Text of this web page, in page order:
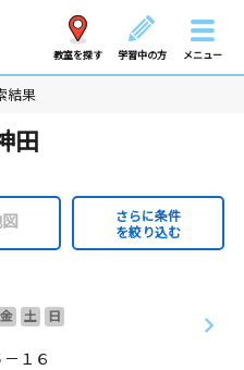
教室を探す 学習中の方 メニュー
結果
田
さらに条件
を絞り込む
金 土
日
１６